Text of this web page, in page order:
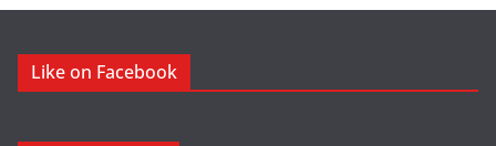
Like on Facebook